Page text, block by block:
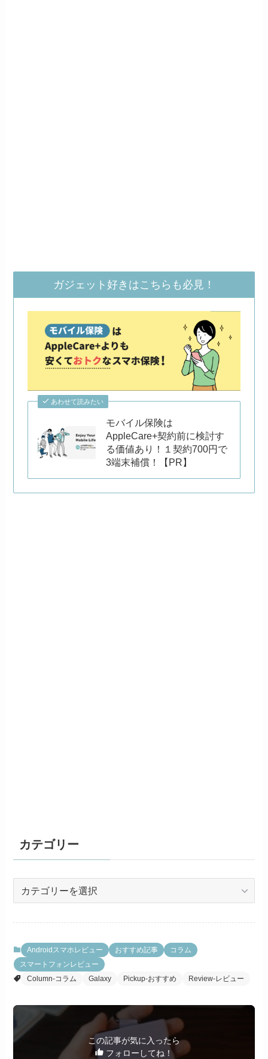
ガジェット好きはこちらも必見！
あわせて読みたい
モバイル保険は
AppleCare+契約前に検討す
る価値あり！１契約700円で
3端末補償！【PR】
カテゴリー
ー Androidスマホレビュー おすすめ記事
コラム
スマートフォンレビュー
Column-コラム
Galaxy Pickup-おすすめ Review-レビュー
この記事が気に入ったら
フォローしてね！